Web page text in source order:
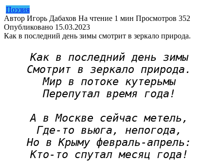
Поэзия
Автор Игорь Дабахов На чтение 1 мин Просмотров 352
Опубликовано 15.03.2023
Как в последний день зимы смотрит в зеркало природа.
Как в последний день зимы
Смотрит в зеркало природа.
Мир в потоке кутерьмы
Перепутал время года!
А в Москве сейчас метель,
Где-то вьюга, непогода,
Но в Крыму февраль-апрель:
Кто-то спутал месяц года!